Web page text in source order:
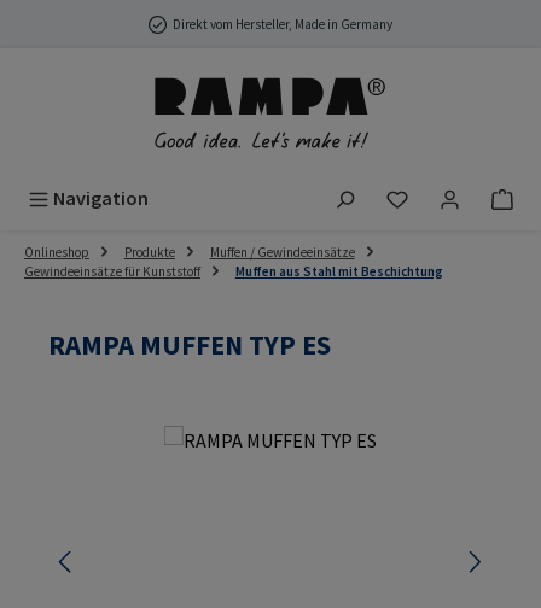
Zum Hauptinhalt springenDirekt vom Hersteller, Made in Germany
Navigation Du hast 0
Onlineshop Produkte
Muffen / Gewindeeinsätze
Gewindeeinsätze für Kunststoff
Muffen aus Stahl mit Beschichtung
RAMPA MUFFEN TYP ES
Bildergalerie überspringen